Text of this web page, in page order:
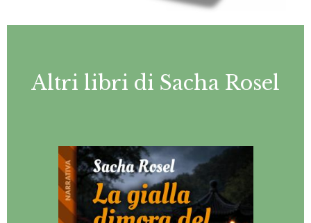
Altri libri di Sacha Rosel